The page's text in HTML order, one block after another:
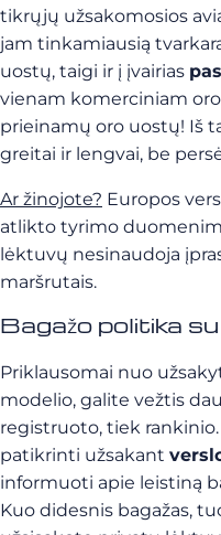
tikrųjų užsakomosios
jam tinkamiausią
uostų, taigi ir į įvairias
vienam komerciniam
prieinamų oro uostų! Iš
greitai ir lengvai, be
Ar žinojote? Europos
atlikto tyrimo
lėktuvų nesinaudoja
maršrutais.
Bagažo politika
Priklausomai nuo
modelio, galite vežtis
registruoto, tiek
patikrinti užsakant
informuoti apie leistiną
Kuo didesnis bagažas,